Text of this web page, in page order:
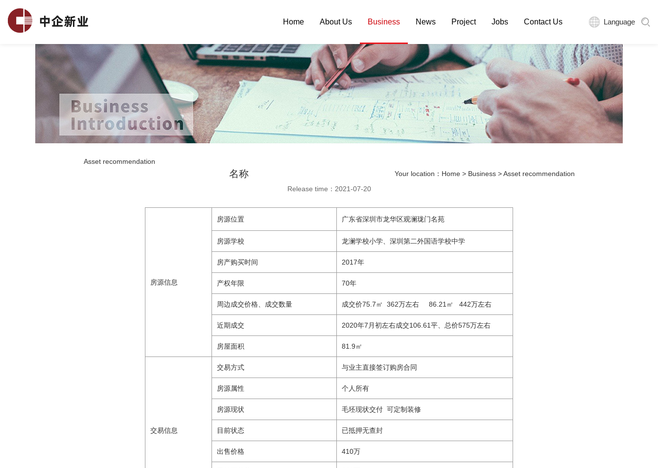
Home About Us Business News Project Jobs Contact Us Language
Asset recommendation
Your location： Home> Business>Asset recommendation
名称
Release time：2021-07-20
房源信息
房源位置 广东省深圳市龙华区观澜珑门名苑
房源学校 龙澜学校小学、深圳第二外国语学校中学
房产购买时间 2017年
产权年限 70年
周边成交价格、成交数量 成交价75.7㎡ 362万左右 86.21㎡ 442万左右
近期成交 2020年7月初左右成交106.61平、总价575万左右
房屋面积 81.9㎡
交易信息
交易方式 与业主直接签订购房合同
房源属性 个人所有
房源现状 毛坯现状交付 可定制装修
目前状态 已抵押无查封
出售价格 410万